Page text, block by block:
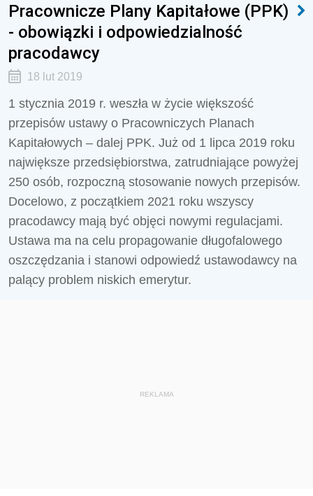
Pracownicze Plany Kapitałowe (PPK)
- obowiązki i odpowiedzialność
pracodawcy
18 lut 2019
1 stycznia 2019 r. weszła w życie większość
przepisów ustawy o Pracowniczych Planach
Kapitałowych – dalej PPK. Już od 1 lipca 2019 roku
największe przedsiębiorstwa, zatrudniające powyżej
250 osób, rozpoczną stosowanie nowych przepisów.
Docelowo, z początkiem 2021 roku wszyscy
pracodawcy mają być objęci nowymi regulacjami.
Ustawa ma na celu propagowanie długofalowego
oszczędzania i stanowi odpowiedź ustawodawcy na
palący problem niskich emerytur.
REKLAMA